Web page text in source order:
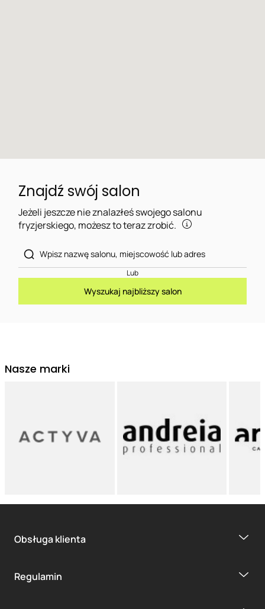
Znajdź swój salon
Jeżeli jeszcze nie znalazłeś swojego salonu
fryzjerskiego, możesz to teraz zrobić.
Lub
Wyszukaj najbliższy salon
Nasze marki
Obsługa klienta
Regulamin